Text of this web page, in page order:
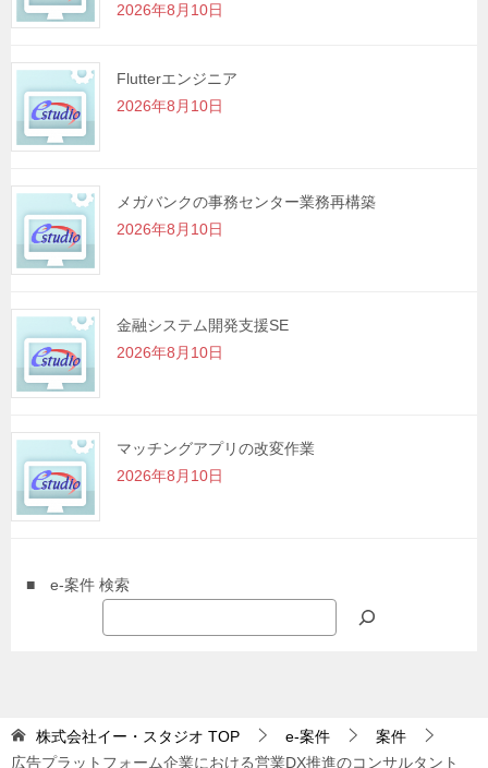
ン
2026年8月10日
Flutterエンジニア
2026年8月10日
メガバンクの事務センター業務再構築
2026年8月10日
金融システム開発支援SE
2026年8月10日
マッチングアプリの改変作業
2026年8月10日
■ e-案件 検索
株式会社イー・スタジオ TOP e-案件
案件
広告プラットフォーム企業における営業DX推進のコンサルタント